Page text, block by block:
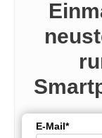
E-Mail*